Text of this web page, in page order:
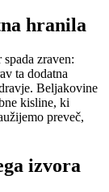
hranila
zraven:
ta dodatna
Beljakovine
kisline, ki
preveč,
izvora